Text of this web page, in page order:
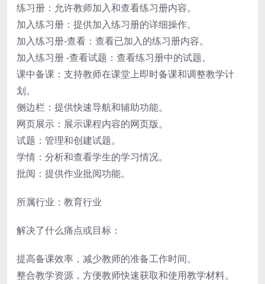
练习册：允许教师加入和查看练习册内容。
加入练习册：提供加入练习册的详细操作。
加入练习册-查看：查看已加入的练习册内容。
加入练习册 -查看试题：查看练习册中的试题。
课中备课：支持教师在课堂上即时备课和调整教学计
划。
侧边栏：提供快速导航和辅助功能。
网页展示：展示课程内容的网页版。
试题：管理和创建试题。
学情：分析和查看学生的学习情况。
批阅：提供作业批阅功能。
所属行业：教育行业
解决了什么痛点或目标：
提高备课效率，减少教师的准备工作时间。
整合教学资源，方便教师快速获取和使用教学材料。